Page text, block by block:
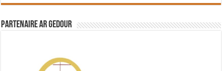
Partenaire Ar Gedour